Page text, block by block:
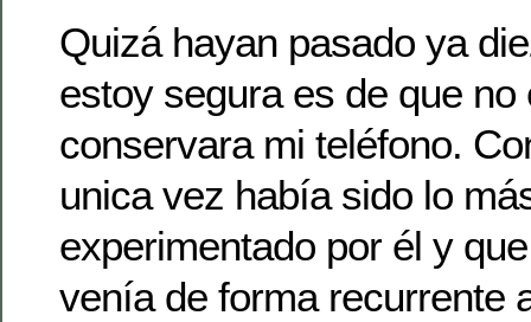
Quizá hayan pasado ya
estoy segura es de que no
conservara mi teléfono.
unica vez había sido lo
experimentado por él y
venía de forma recurrente